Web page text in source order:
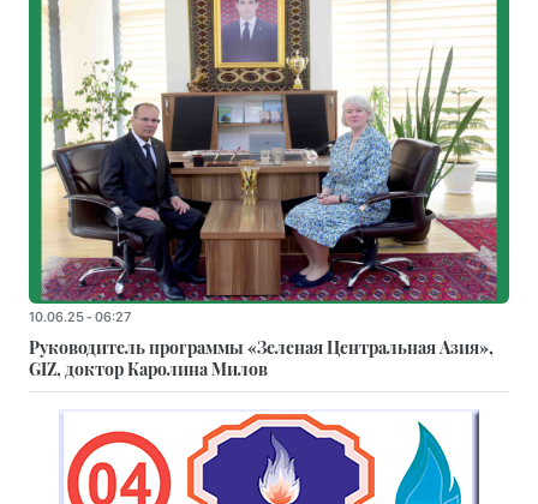
10.06.25 - 06:27
Руководитель программы «Зеленая Центральная Азия»,
GIZ, доктор Каролина Милов